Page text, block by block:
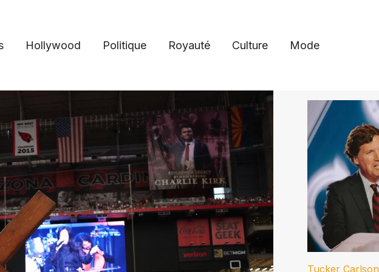
Hollywood Politique Royauté Culture Mode
Tucker